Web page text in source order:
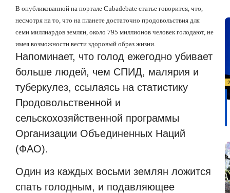
В опубликованной на портале Cubadebate статье говорится, что,
несмотря на то, что на планете достаточно продовольствия для
семи миллиардов землян, около 795 миллионов человек голодают, не
имея возможности вести здоровый образ жизни.
Напоминает, что голод ежегодно убивает
больше людей, чем СПИД, малярия и
туберкулез, ссылаясь на статистику
Продовольственной и
сельскохозяйственной программы
Организации Объединенных Наций
(ФАО).
Один из каждых восьми землян ложится
спать голодным, и подавляющее